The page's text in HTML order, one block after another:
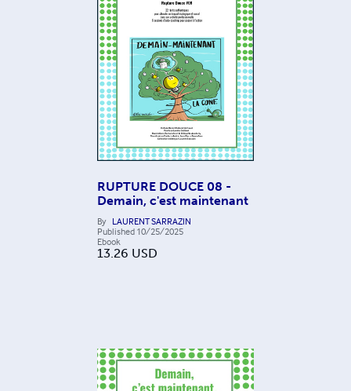
RUPTURE DOUCE 08 -
Demain, c'est maintenant
By LAURENT SARRAZIN
Published 10/25/2025
Ebook
13.26 USD